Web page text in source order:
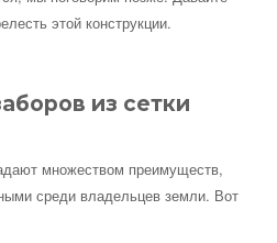
этой конструкции.
из сетки
множеством преимуществ,
среди владельцев земли. Вот